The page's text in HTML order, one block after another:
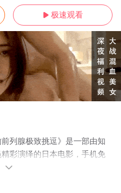
 极速观看
列腺极致挑逗》是一部由知
彩演绎的日本电影，手机免
大全就上天堂电影网，更多
